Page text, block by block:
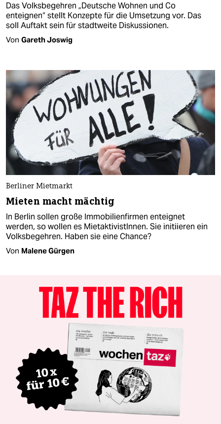
Das Volksbegehren „Deutsche Wohnen und Co
enteignen“ stellt Konzepte für die Umsetzung vor. Das
soll Auftakt sein für stadtweite Diskussionen.
Von Gareth Joswig
Berliner Mietmarkt
Mieten macht mächtig
In Berlin sollen große Immobilienfirmen enteignet
werden, so wollen es MietaktivistInnen. Sie initiieren ein
Volksbegehren. Haben sie eine Chance?
Von Malene Gürgen